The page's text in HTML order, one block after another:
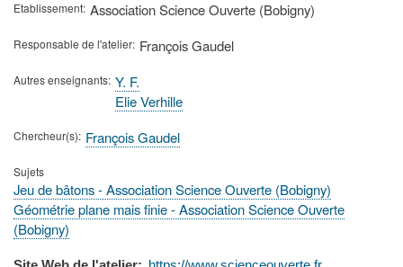
Etablissement Association Science Ouverte (Bobigny)
Responsable de l'atelier François Gaudel
Autres enseignants Y. F.
Elie Verhille
Chercheur(s) François Gaudel
Sujets
Jeu de bâtons - Association Science Ouverte (Bobigny)
Géométrie plane mais finie - Association Science Ouverte
(Bobigny)